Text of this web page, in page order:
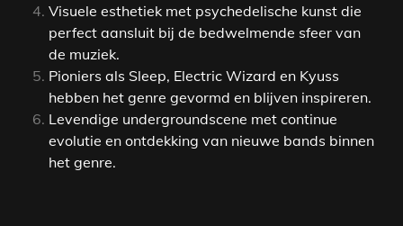
Visuele esthetiek met psychedelische kunst die
perfect aansluit bij de bedwelmende sfeer van
de muziek.
Pioniers als Sleep, Electric Wizard en Kyuss
hebben het genre gevormd en blijven inspireren.
Levendige undergroundscene met continue
evolutie en ontdekking van nieuwe bands binnen
het genre.